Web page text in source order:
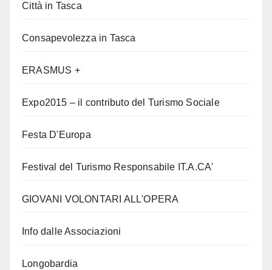
Città in Tasca
Consapevolezza in Tasca
ERASMUS +
Expo2015 – il contributo del Turismo Sociale
Festa D'Europa
Festival del Turismo Responsabile IT.A.CA'
GIOVANI VOLONTARI ALL'OPERA
Info dalle Associazioni
Longobardia